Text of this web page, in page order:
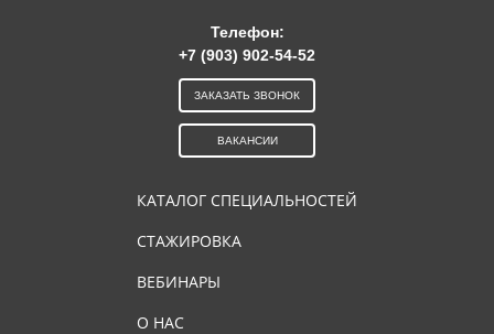
КАТАЛОГ СПЕЦИАЛЬНОСТЕЙ
СТАЖИРОВКА
ВЕБИНАРЫ
О НАС
Телефон:
+7 (903) 902-54-52
ЗАКАЗАТЬ ЗВОНОК
ВАКАНСИИ